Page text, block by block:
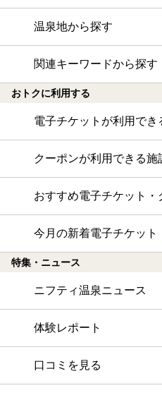
温泉地から探す
関連キーワードから探す
おトクに利用する
電子チケットが利用でき
クーポンが利用できる施
おすすめ電子チケット・
今月の新着電子チケット
特集・ニュース
ニフティ温泉ニュース
体験レポート
口コミを見る